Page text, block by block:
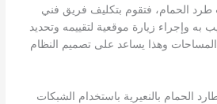
الحمام، فتقوم بتكليف فريق فني
به وإجراء زيارة موقعية لتقييمه وتحديد
وهذا يساعد على تصميم النظام
الحمام بالنعيرية باستخدام الشبكات